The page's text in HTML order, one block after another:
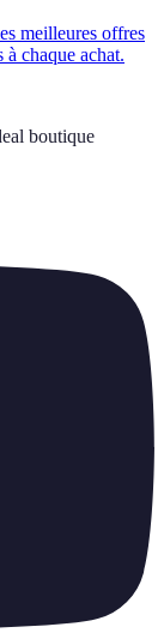
meilleures offres
chaque achat.
boutique